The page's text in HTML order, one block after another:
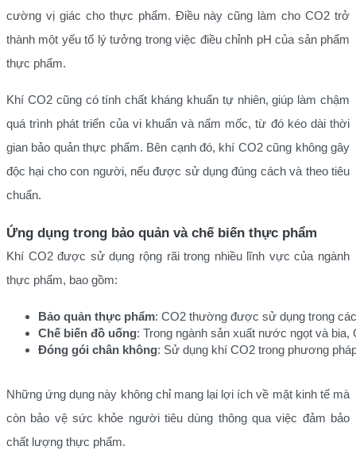
cường vị giác cho thực phẩm. Điều này cũng làm cho CO2 trở
thành một yếu tố lý tưởng trong việc điều chỉnh pH của sản phẩm
thực phẩm.
Khí CO2 cũng có tính chất kháng khuẩn tự nhiên, giúp làm chậm
quá trình phát triển của vi khuẩn và nấm mốc, từ đó kéo dài thời
gian bảo quản thực phẩm. Bên cạnh đó, khí CO2 cũng không gây
độc hại cho con người, nếu được sử dụng đúng cách và theo tiêu
chuẩn.
Ứng dụng trong bảo quản và chế biến thực phẩm
Khí CO2 được sử dụng rộng rãi trong nhiều lĩnh vực của ngành
thực phẩm, bao gồm:
Bảo quản thực phẩm: CO2 thường được sử dụng trong
Chế biến đồ uống: Trong ngành sản xuất nước ngọt và
Đóng gói chân không: Sử dụng khí CO2 trong phương
Những ứng dụng này không chỉ mang lại lợi ích về mặt kinh tế mà
còn bảo vệ sức khỏe người tiêu dùng thông qua việc đảm bảo
chất lượng thực phẩm.